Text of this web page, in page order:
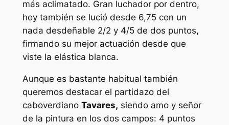
más aclimatado. Gran luchador por dentro,
hoy también se lució desde 6,75 con un
nada desdeñable 2/2 y 4/5 de dos puntos,
firmando su mejor actuación desde que
viste la elástica blanca.
Aunque es bastante habitual también
queremos destacar el partidazo del
caboverdiano Tavares, siendo amo y señor
de la pintura en los dos campos: 4 puntos